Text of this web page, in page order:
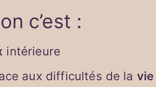
c’est :
intérieure
aux difficultés de la vie